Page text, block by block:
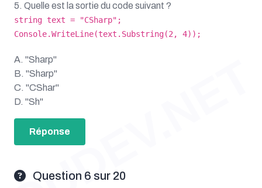
5. Quelle est la sortie du code suivant ?
string text = "CSharp";
Console.WriteLine(text.Substring(2, 4));
A. "Sharp"
B. "Sharp"
C. "CShar"
D. "Sh"
Réponse
Question 6 sur 20
OUDEV.NET